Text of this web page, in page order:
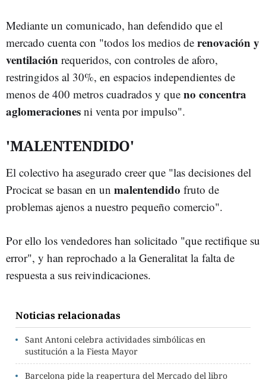
Mediante un comunicado, han defendido que el
mercado cuenta con "todos los medios de renovación y
ventilación requeridos, con controles de aforo,
restringidos al 30%, en espacios independientes de
menos de 400 metros cuadrados y que no concentra
aglomeraciones ni venta por impulso".
'MALENTENDIDO'
El colectivo ha asegurado creer que "las decisiones del
Procicat se basan en un malentendido fruto de
problemas ajenos a nuestro pequeño comercio".
Por ello los vendedores han solicitado "que rectifique su
error", y han reprochado a la Generalitat la falta de
respuesta a sus reivindicaciones.
Noticias relacionadas
Sant Antoni celebra actividades simbólicas en
sustitución a la Fiesta Mayor
Barcelona pide la reapertura del Mercado del libro